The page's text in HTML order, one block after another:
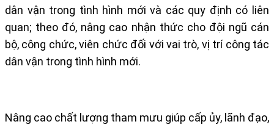
dân vận trong tình hình mới và các quy định có liên
quan; theo đó, nâng cao nhận thức cho đội ngũ cán
bộ, công chức, viên chức đối với vai trò, vị trí công tác
dân vận trong tình hình mới.
Nâng cao chất lượng tham mưu giúp cấp ủy, lãnh đạo,